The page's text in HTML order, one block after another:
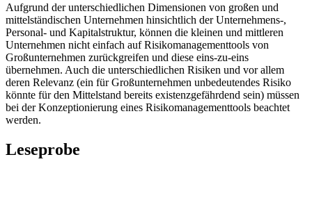
Aufgrund der unterschiedlichen Dimensionen von großen und
mittelständischen Unternehmen hinsichtlich der Unternehmens-,
Personal- und Kapitalstruktur, können die kleinen und mittleren
Unternehmen nicht einfach auf Risikomanagementtools von
Großunternehmen zurückgreifen und diese eins-zu-eins
übernehmen. Auch die unterschiedlichen Risiken und vor allem
deren Relevanz (ein für Großunternehmen unbedeutendes Risiko
könnte für den Mittelstand bereits existenzgefährdend sein) müssen
bei der Konzeptionierung eines Risikomanagementtools beachtet
werden.
Leseprobe